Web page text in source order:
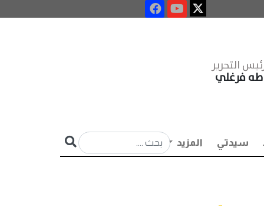
التحرير
طه فرغلي
سيدتي المزيد